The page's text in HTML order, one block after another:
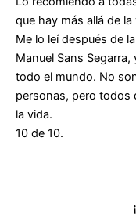
que hay más allá de
Me lo leí después de
Manuel Sans
todo el mundo. No
personas, pero todos
la vida.
10 de 10.